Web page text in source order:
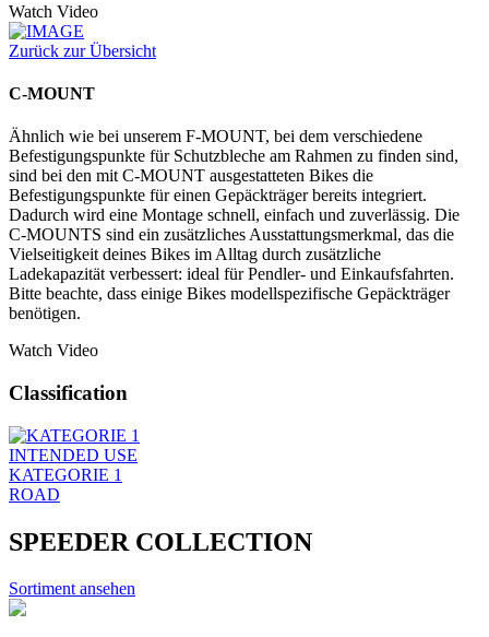
Watch Video
Zurück zur Übersicht
C-MOUNT
Ähnlich wie bei unserem F-MOUNT, bei dem verschiedene
Befestigungspunkte für Schutzbleche am Rahmen zu finden sind,
sind bei den mit C-MOUNT ausgestatteten Bikes die
Befestigungspunkte für einen Gepäckträger bereits integriert.
Dadurch wird eine Montage schnell, einfach und zuverlässig. Die
C-MOUNTS sind ein zusätzliches Ausstattungsmerkmal, das die
Vielseitigkeit deines Bikes im Alltag durch zusätzliche
Ladekapazität verbessert: ideal für Pendler- und Einkaufsfahrten.
Bitte beachte, dass einige Bikes modellspezifische Gepäckträger
benötigen.
Watch Video
Classification
INTENDED USE
KATEGORIE 1
ROAD
SPEEDER COLLECTION
Sortiment ansehen